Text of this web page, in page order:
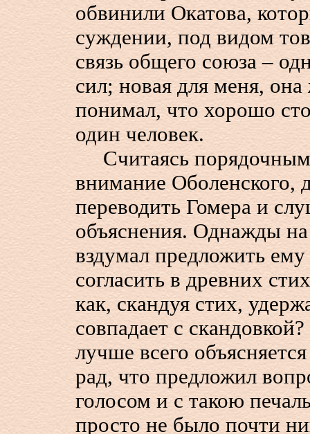
обвинили Окатова,
суждении, под видом
связь общего союза –
сил; новая для меня,
понимал, что хорошо
один человек.
Считаясь порядочным
внимание Оболенского,
переводить Гомера и
объяснения. Однажды на
вздумал предложить
согласить в древних
как, скандуя стих,
совпадает с
лучше всего
рад, что предложил
голосом и с такою
просто не было почти